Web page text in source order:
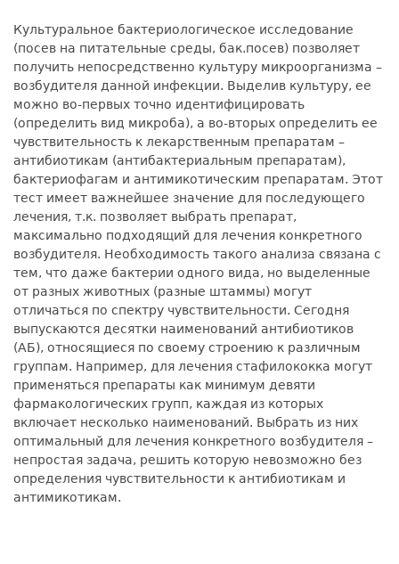
Культуральное бактериологическое исследование
(посев на питательные среды, бак.посев) позволяет
получить непосредственно культуру микроорганизма –
возбудителя данной инфекции. Выделив культуру, ее
можно во-первых точно идентифицировать
(определить вид микроба), а во-вторых определить ее
чувствительность к лекарственным препаратам –
антибиотикам (антибактериальным препаратам),
бактериофагам и антимикотическим препаратам. Этот
тест имеет важнейшее значение для последующего
лечения, т.к. позволяет выбрать препарат,
максимально подходящий для лечения конкретного
возбудителя. Необходимость такого анализа связана с
тем, что даже бактерии одного вида, но выделенные
от разных животных (разные штаммы) могут
отличаться по спектру чувствительности. Сегодня
выпускаются десятки наименований антибиотиков
(АБ), относящиеся по своему строению к различным
группам. Например, для лечения стафилококка могут
применяться препараты как минимум девяти
фармакологических групп, каждая из которых
включает несколько наименований. Выбрать из них
оптимальный для лечения конкретного возбудителя –
непростая задача, решить которую невозможно без
определения чувствительности к антибиотикам и
антимикотикам.